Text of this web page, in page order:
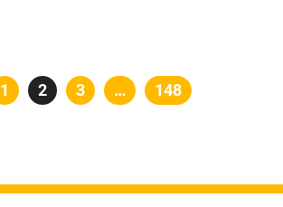
Stronicowanie
Strona
1 Strona
2 Strona
3 … Strona
148